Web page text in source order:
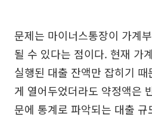
문제는 마이너스통장이 가계
될 수 있다는 점이다. 현재 가
실행된 대출 잔액만 잡히기
게 열어두었더라도 약정액은
문에 통계로 파악되는 대출